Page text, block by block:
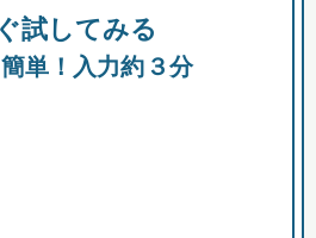
融資 出資
試してみる
単！入力約３分